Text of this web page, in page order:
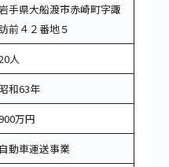
手県大船渡市赤崎町字諏
前４２番地５
人
和63年
万円
自動車運送事業